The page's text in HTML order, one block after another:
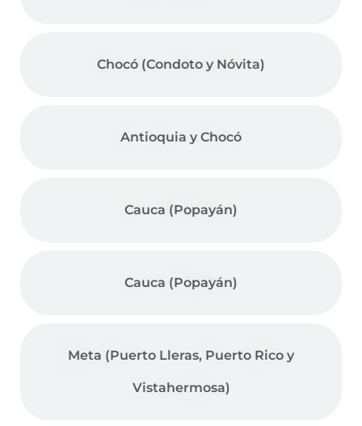
Chocó (Condoto y Nóvita)
Antioquia y Chocó
Cauca (Popayán)
Cauca (Popayán)
Meta (Puerto Lleras, Puerto Rico y
Vistahermosa)